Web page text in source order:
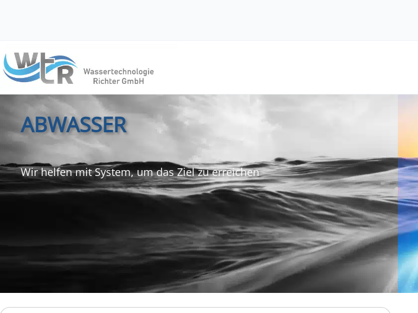
ABWASSER
Wir helfen mit System, um das Ziel zu erreichen